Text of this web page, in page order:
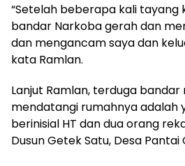
“Setelah beberapa kali tayang
bandar Narkoba gerah dan
dan mengancam saya dan
kata Ramlan.
Lanjut Ramlan, terduga
mendatangi rumahnya adalah
berinisial HT dan dua orang
Dusun Getek Satu, Desa Pantai